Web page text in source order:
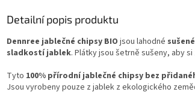
Detailní popis produktu
Dennree jablečné chipsy BIO jsou lahodné
sladkostí jablek. Plátky jsou šetrně sušeny, aby
Tyto 100% přírodní jablečné chipsy bez
Jsou vyrobeny pouze z jablek z ekologického